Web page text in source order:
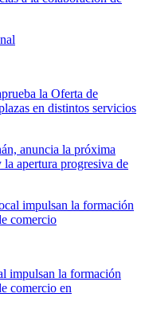
la Oferta de
en distintos servicios
anuncia la próxima
apertura progresiva de
impulsan la formación
comercio en